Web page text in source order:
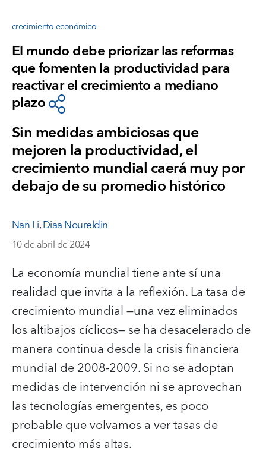
crecimiento económico
El mundo debe priorizar las reformas
que fomenten la productividad para
reactivar el crecimiento a mediano
plazo
Sin medidas ambiciosas que
mejoren la productividad, el
crecimiento mundial caerá muy por
debajo de su promedio histórico
Nan Li,Diaa Noureldin
10 de abril de 2024
La economía mundial tiene ante sí una
realidad que invita a la reflexión. La tasa de
crecimiento mundial —una vez eliminados
los altibajos cíclicos— se ha desacelerado de
manera continua desde la crisis financiera
mundial de 2008-2009. Si no se adoptan
medidas de intervención ni se aprovechan
las tecnologías emergentes, es poco
probable que volvamos a ver tasas de
crecimiento más altas.